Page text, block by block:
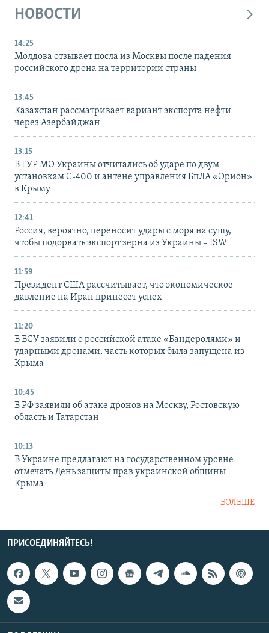
НОВОСТИ
14:25
Молдова отзывает посла из Москвы после падения
российского дрона на территории страны
13:45
Казахстан рассматривает вариант экспорта нефти
через Азербайджан
13:15
В ГУР МО Украины отчитались об ударе по двум
установкам С-400 и антене управления БпЛА «Орион»
в Крыму
12:41
Россия, вероятно, переносит удары с моря на сушу,
чтобы подорвать экспорт зерна из Украины – ISW
11:59
Президент США рассчитывает, что экономическое
давление на Иран принесет успех
11:20
В ВСУ заявили о российской атаке «Бандеролями» и
ударными дронами, часть которых была запущена из
Крыма
10:45
В РФ заявили об атаке дронов на Москву, Ростовскую
область и Татарстан
10:13
В Украине предлагают на государственном уровне
отмечать День защиты прав украинской общины
Крыма
БОЛЬШЕ
ПРИСОЕДИНЯЙТЕСЬ!